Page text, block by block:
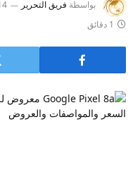
بواسطة فريق التحرير 14
1 دقائق